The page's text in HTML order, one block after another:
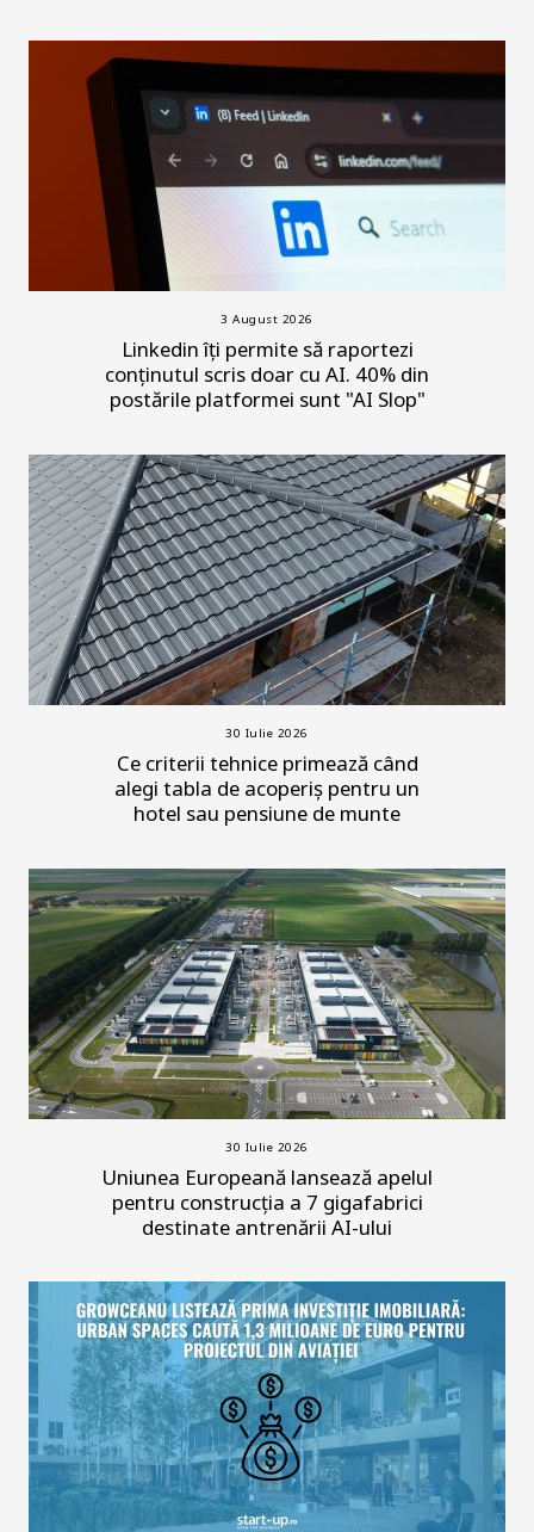
3 August 2026
Linkedin îți permite să raportezi
conținutul scris doar cu AI. 40% din
postările platformei sunt "AI Slop"
30 Iulie 2026
Ce criterii tehnice primează când
alegi tabla de acoperiș pentru un
hotel sau pensiune de munte
30 Iulie 2026
Uniunea Europeană lansează apelul
pentru construcția a 7 gigafabrici
destinate antrenării AI-ului